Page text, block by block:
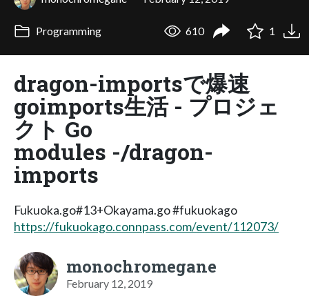
Programming 610 1
dragon-importsで爆速
goimports生活 - プロジェ
クト Go
modules -/dragon-
imports
Fukuoka.go#13+Okayama.go #fukuokago
https://fukuokago.connpass.com/event/112073/
monochromegane
February 12, 2019